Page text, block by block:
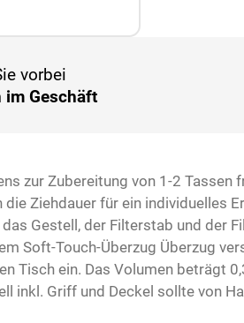
vorbei
im Geschäft
zur Zubereitung von 1-2 Tassen
Ziehdauer für ein individuelles
Gestell, der Filterstab und der
Soft-Touch-Überzug Überzug
ein. Das Volumen beträgt
inkl. Griff und Deckel sollte von